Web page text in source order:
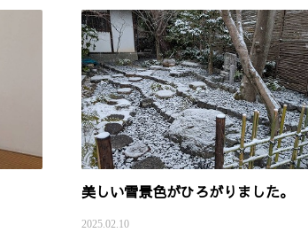
美しい雪景色がひろがりました。
2025.02.10